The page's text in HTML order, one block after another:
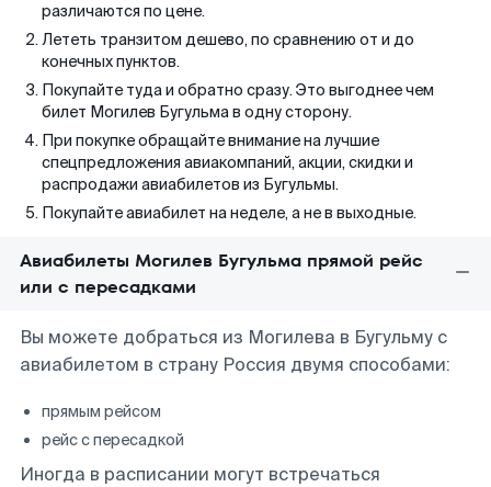
различаются по цене.
Лететь транзитом дешево, по сравнению от и до
конечных пунктов.
Покупайте туда и обратно сразу. Это выгоднее чем
билет Могилев Бугульма в одну сторону.
При покупке обращайте внимание на лучшие
спецпредложения авиакомпаний, акции, скидки и
распродажи авиабилетов из Бугульмы.
Покупайте авиабилет на неделе, а не в выходные.
Авиабилеты Могилев Бугульма прямой рейс
или с пересадками
Вы можете добраться из Могилева в Бугульму с
авиабилетом в страну Россия двумя способами:
прямым рейсом
рейс с пересадкой
Иногда в расписании могут встречаться